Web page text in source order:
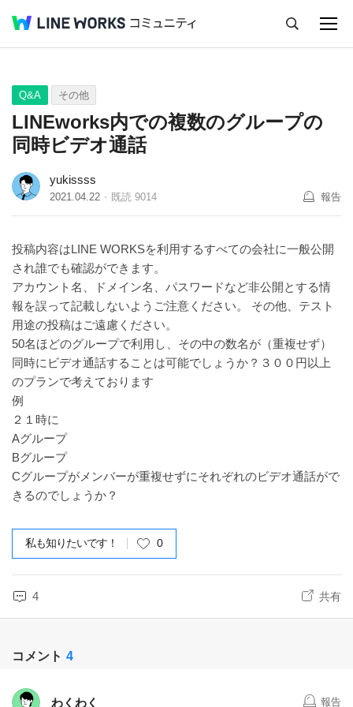
Q&A Tips Ideas
Q&A その他
LINEworks内での複数のグループの
同時ビデオ通話
yukissss
2021.04.22 既読 9014 報告
投稿内容はLINE WORKSを利用するすべての会社に一般公開
され誰でも確認ができます。
アカウント名、ドメイン名、パスワードなど非公開とする情
報を誤って記載しないようご注意ください。 その他、テスト
用途の投稿はご遠慮ください。
50名ほどのグループで利用し、その中の数名が（重複せず）
同時にビデオ通話することは可能でしょうか？３００円以上
のプランで考えております
例
２１時に
Aグループ
Bグループ
Cグループがメンバーが重複せずにそれぞれのビデオ通話がで
きるのでしょうか？
私も知りたいです！ 0
4 共有
コメント 4
わくわく 報告